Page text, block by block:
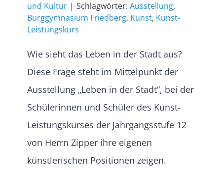
und Kultur | Schlagwörter: Ausstellung,
Burggymnasium Friedberg, Kunst, Kunst-
Leistungskurs
Wie sieht das Leben in der Stadt aus?
Diese Frage steht im Mittelpunkt der
Ausstellung „Leben in der Stadt“, bei der
Schülerinnen und Schüler des Kunst-
Leistungskurses der Jahrgangsstufe 12
von Herrn Zipper ihre eigenen
künstlerischen Positionen zeigen.